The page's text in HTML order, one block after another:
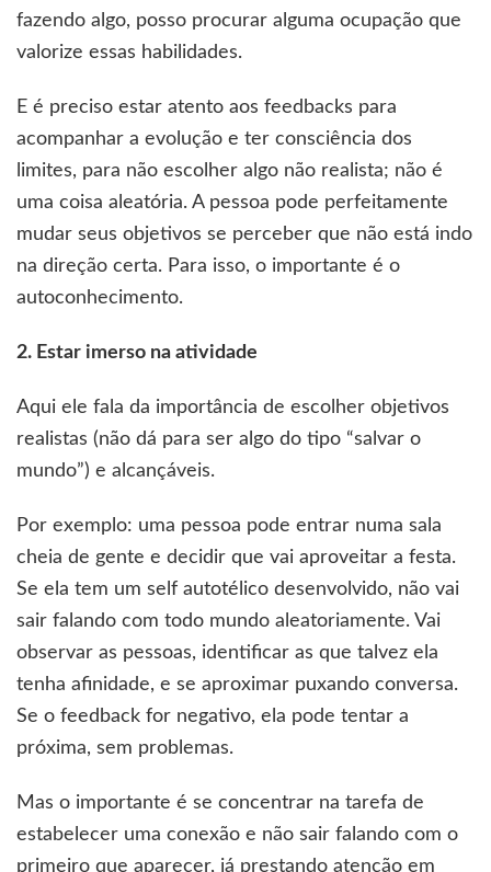
fazendo algo, posso procurar alguma ocupação que
valorize essas habilidades.
E é preciso estar atento aos feedbacks para
acompanhar a evolução e ter consciência dos
limites, para não escolher algo não realista; não é
uma coisa aleatória. A pessoa pode perfeitamente
mudar seus objetivos se perceber que não está indo
na direção certa. Para isso, o importante é o
autoconhecimento.
2. Estar imerso na atividade
Aqui ele fala da importância de escolher objetivos
realistas (não dá para ser algo do tipo “salvar o
mundo”) e alcançáveis.
Por exemplo: uma pessoa pode entrar numa sala
cheia de gente e decidir que vai aproveitar a festa.
Se ela tem um self autotélico desenvolvido, não vai
sair falando com todo mundo aleatoriamente. Vai
observar as pessoas, identificar as que talvez ela
tenha afinidade, e se aproximar puxando conversa.
Se o feedback for negativo, ela pode tentar a
próxima, sem problemas.
Mas o importante é se concentrar na tarefa de
estabelecer uma conexão e não sair falando com o
primeiro que aparecer, já prestando atenção em